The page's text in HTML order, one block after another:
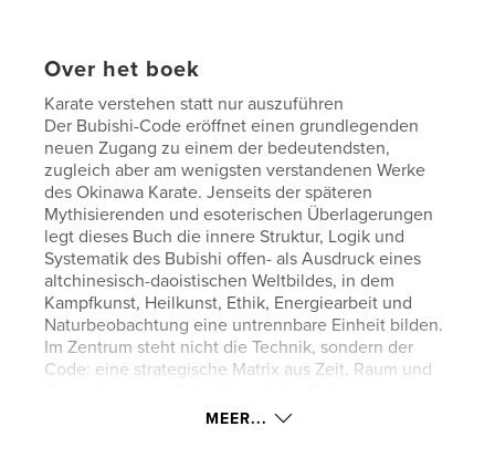
Over het boek
Karate verstehen statt nur auszuführen
Der Bubishi-Code eröffnet einen grundlegenden
neuen Zugang zu einem der bedeutendsten,
zugleich aber am wenigsten verstandenen Werke
des Okinawa Karate. Jenseits der späteren
Mythisierenden und esoterischen Überlagerungen
legt dieses Buch die innere Struktur, Logik und
Systematik des Bubishi offen- als Ausdruck eines
altchinesisch-daoistischen Weltbildes, in dem
Kampfkunst, Heilkunst, Ethik, Energiearbeit und
Naturbeobachtung eine untrennbare Einheit bilden.
Im Zentrum steht nicht die Technik, sondern der
Code: eine strategische Matrix aus Zeit, Raum und
miteinander verbinden. Grundlage dieser Arbeit ist
MEER...